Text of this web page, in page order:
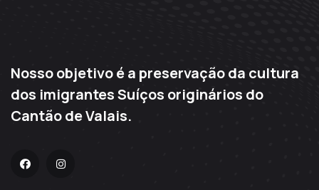
Nosso objetivo é a preservação da cultura
dos imigrantes Suíços originários do
Cantão de Valais.